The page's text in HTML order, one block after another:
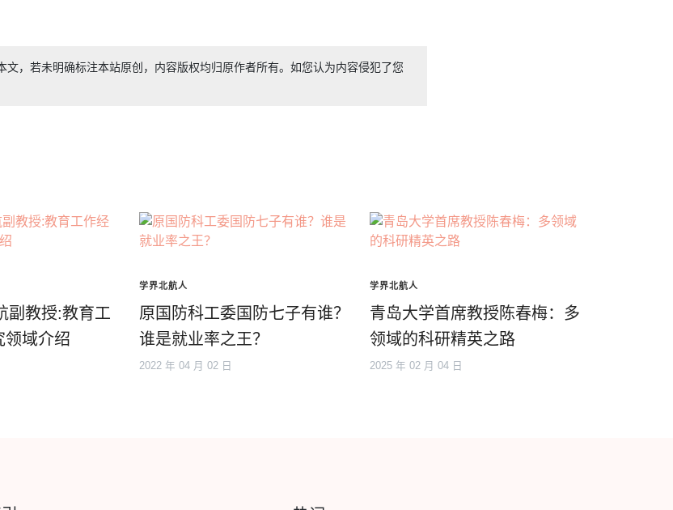
文，若未明确标注本站原创，内容版权均归原作者所有。如您认为内容侵犯了您
副教授:教育工
领域介绍
学界北航人
原国防科工委国防七子有谁？
谁是就业率之王？
2022 年 04 月 02 日
学界北航人
青岛大学首席教授陈春梅：多
领域的科研精英之路
2025 年 02 月 04 日